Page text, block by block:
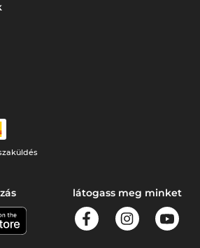
látogass meg minket